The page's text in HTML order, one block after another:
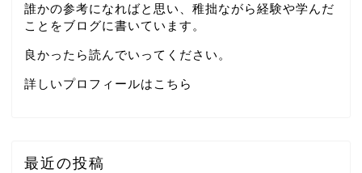
誰かの参考になればと思い、稚拙ながら経験や学んだ
ことをブログに書いています。
良かったら読んでいってください。
詳しいプロフィールはこちら
最近の投稿